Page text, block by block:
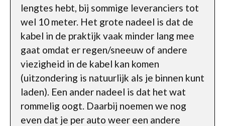
lengtes hebt, bij sommige leveranciers tot
wel 10 meter. Het grote nadeel is dat de
kabel in de praktijk vaak minder lang mee
gaat omdat er regen/sneeuw of andere
viezigheid in de kabel kan komen
(uitzondering is natuurlijk als je binnen kunt
laden). Een ander nadeel is dat het wat
rommelig oogt. Daarbij noemen we nog
even dat je per auto weer een andere